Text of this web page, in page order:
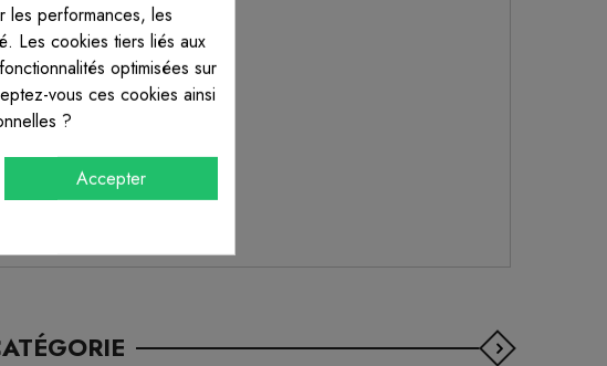
les performances, les
Les cookies tiers liés aux
optimisées sur
vous ces cookies ainsi
?
Accepter